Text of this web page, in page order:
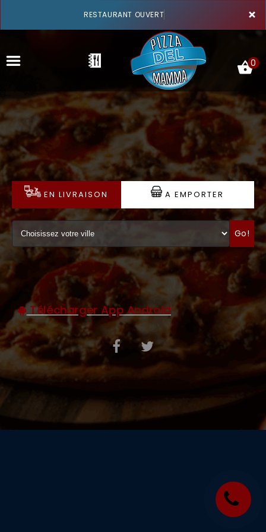
×
RESTAURANT OUVERT
ACCUEIL
LA CARTE
VOTRE COMPTE
NOTRE RESTAURANT
VOS AVIS
MENTIONS LÉGALES
C.G.V
0
EN LIVRAISON A EMPORTER
Go!
Télécharger App Android